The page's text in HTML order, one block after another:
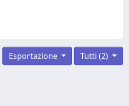
Tutti (2)
Esportazione